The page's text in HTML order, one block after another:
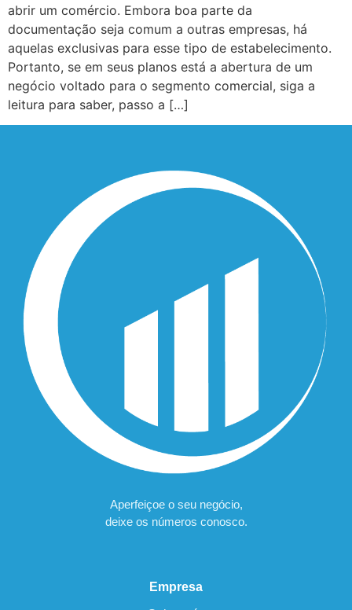
abrir um comércio. Embora boa parte da
documentação seja comum a outras empresas, há
aquelas exclusivas para esse tipo de estabelecimento.
Portanto, se em seus planos está a abertura de um
negócio voltado para o segmento comercial, siga a
leitura para saber, passo a […]
Aperfeiçoe o seu negócio,
deixe os números conosco.
Empresa